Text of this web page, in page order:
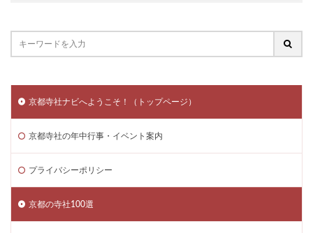
京都寺社ナビへようこそ！（トップページ）
京都寺社の年中行事・イベント案内
プライバシーポリシー
京都の寺社100選